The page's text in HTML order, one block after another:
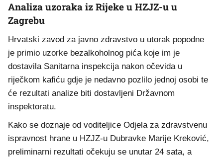
Analiza uzoraka iz Rijeke u HZJZ-u u
Zagrebu
Hrvatski zavod za javno zdravstvo u utorak popodne
je primio uzorke bezalkoholnog pića koje im je
dostavila Sanitarna inspekcija nakon očevida u
riječkom kafiću gdje je nedavno pozlilo jednoj osobi te
će rezultati analize biti dostavljeni Državnom
inspektoratu.
Kako se doznaje od voditeljice Odjela za zdravstvenu
ispravnost hrane u HZJZ-u Dubravke Marije Kreković,
preliminarni rezultati očekuju se unutar 24 sata, a